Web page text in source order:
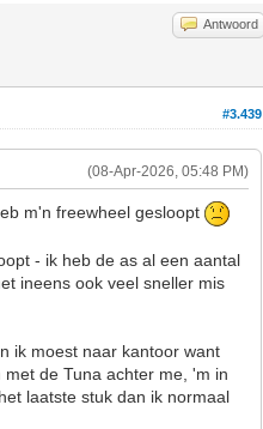
Antwoord
#3.439
(08-Apr-2026, 05:48 PM)
m'n freewheel gesloopt
- ik heb de as al een aantal
ineens ook veel sneller mis
ik moest naar kantoor want
de Tuna achter me, 'm in
laatste stuk dan ik normaal